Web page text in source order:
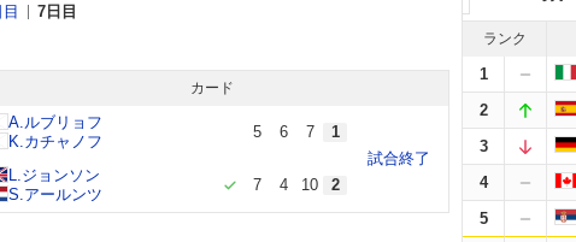
7日目
カード
A.ルブリョフ
K.カチャノフ
5 6 7 1
L.ジョンソン
S.アールンツ
7 4 10 2
試合終了
ランク
1
2
3
4
5